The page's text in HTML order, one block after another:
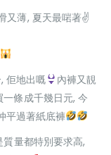
又薄, 夏天最啱著✌
佢地出嘅
內褲又靚
一條成千幾日元, 今
平過著紙底褲
量都特別要求高,